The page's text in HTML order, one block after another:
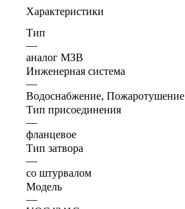
Характеристики
Тип
—
аналог МЗВ
Инженерная система
—
Водоснабжение, Пожаротушение
Тип присоединения
—
фланцевое
Тип затвора
—
со штурвалом
Модель
—